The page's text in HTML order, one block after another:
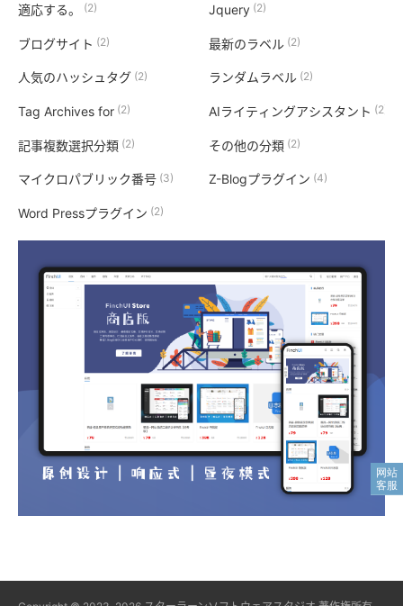
適応する。 (2) Jquery(2)
ブログサイト (2) 最新のラベル(2)
人気のハッシュタグ (2) ランダムラベル(2)
Tag Archives for (2) AIライティングアシスタント (2)
記事複数選択分類 (2) その他の分類(2)
マイクロパブリック番号 (3) Z-Blogプラグイン (4)
Word Pressプラグイン (2)